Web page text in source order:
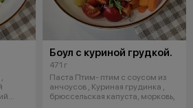
Боул с куриной грудкой.
471 г
Паста Птим- птим с соусом из
анчоусов , Куриная грудинка ,
брюссельская капуста, морковь,